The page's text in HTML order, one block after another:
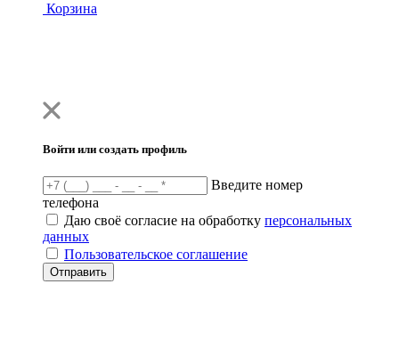
Корзина
Войти или создать профиль
Введите номер
телефона
Даю своё согласие на обработку персональных
данных
Пользовательское соглашение
Отправить